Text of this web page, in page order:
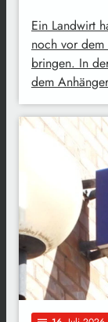
Ein Landwirt
noch vor dem
bringen. In
dem